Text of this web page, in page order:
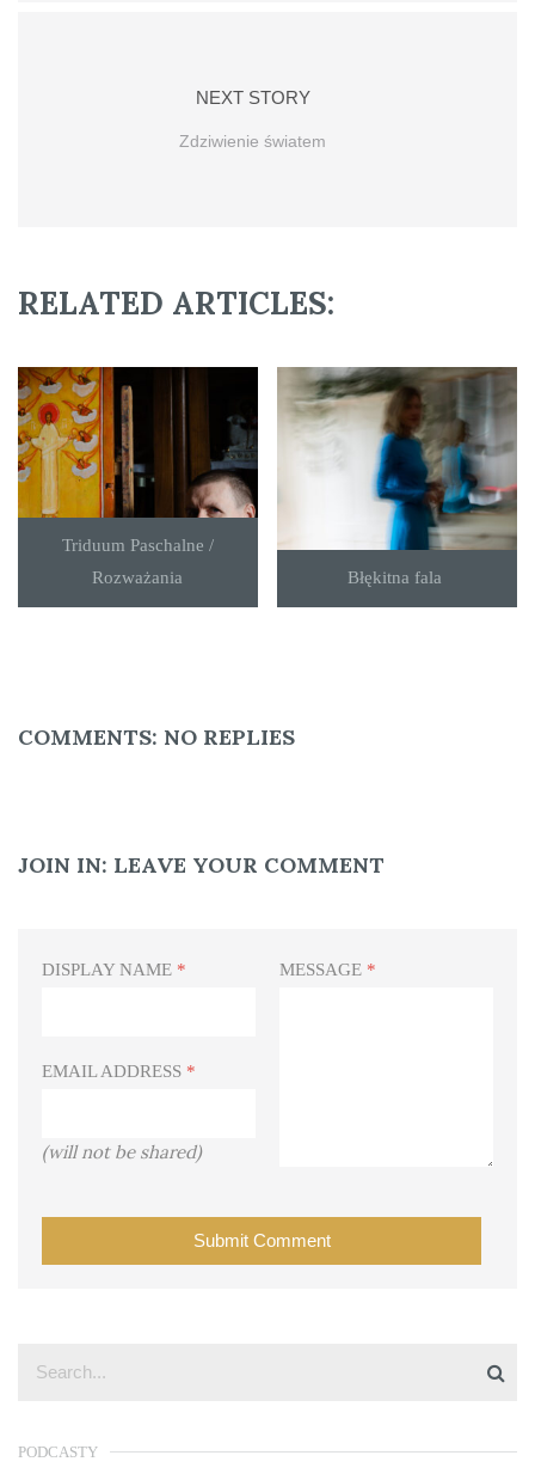
NEXT STORY
Zdziwienie światem
RELATED ARTICLES:
Triduum Paschalne /
Rozważania
Błękitna fala
COMMENTS: NO REPLIES
JOIN IN: LEAVE YOUR COMMENT
DISPLAY NAME *
EMAIL ADDRESS *
(will not be shared)
MESSAGE *
PODCASTY